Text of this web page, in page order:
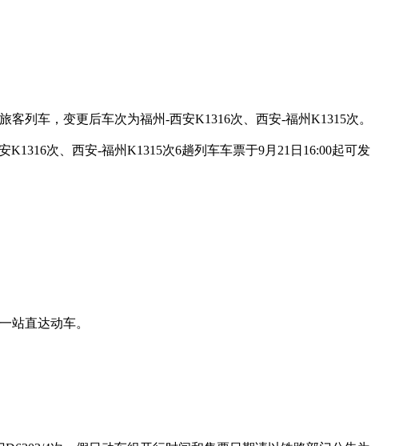
客列车，变更后车次为福州-西安K1316次、西安-福州K1315次。
次、西安-福州K1315次6趟列车车票于9月21日16:00起可发
站直达动车。